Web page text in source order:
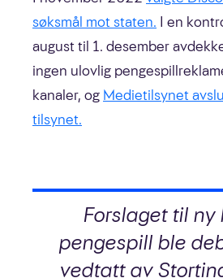
søksmål mot staten. I en
august til 1. desember
ingen ulovlig
kanaler, og Medietilsynet
tilsynet.
Forslaget til ny
pengespill ble
vedtatt av